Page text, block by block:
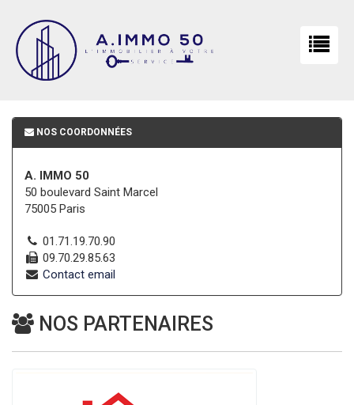
NOS COORDONNÉES
A. IMMO 50
50 boulevard Saint Marcel
75005 Paris
01.71.19.70.90
09.70.29.85.63
Contact email
NOS PARTENAIRES